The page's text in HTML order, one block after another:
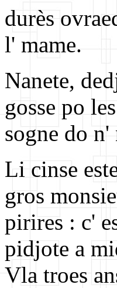
durès
l' mame.
Nanete,
gosse po
sogne do n'
Li cinse
gros
pirires : c'
pidjote a
Vla troes